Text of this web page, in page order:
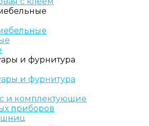
и фурнитура
и фурнитура
и комплектующие
приборов